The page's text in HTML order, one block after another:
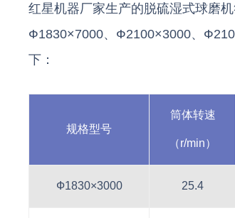
红星机器厂家生产的脱硫湿式球磨
Ф1830×7000、Ф2100×3000、
下：
规格型号
筒体转速
（r/min）
Ф1830×3000 25.4